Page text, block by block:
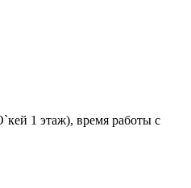
1 этаж), время работы с